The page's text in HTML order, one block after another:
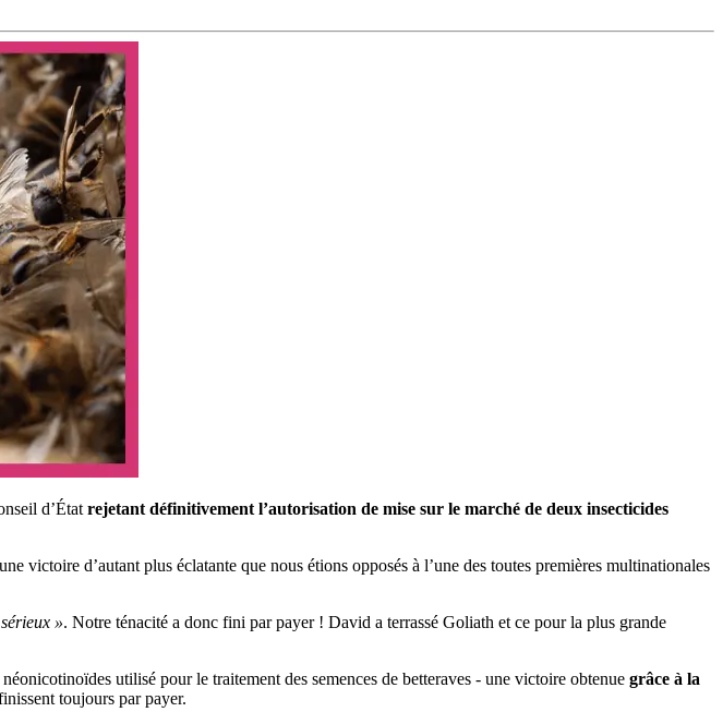
d’État rejetant définitivement l’autorisation de mise sur le marché de deux insecticides
victoire d’autant plus éclatante que nous étions opposés à l’une des toutes premières multinationales
». Notre ténacité a donc fini par payer ! David a terrassé Goliath et ce pour la plus grande
utilisé pour le traitement des semences de betteraves - une victoire obtenue grâce à la
toujours par payer.